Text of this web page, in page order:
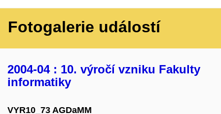
Fotogalerie událostí
2004-04 : 10. výročí vzniku Fakulty
informatiky
VYR10_73 AGDaMM